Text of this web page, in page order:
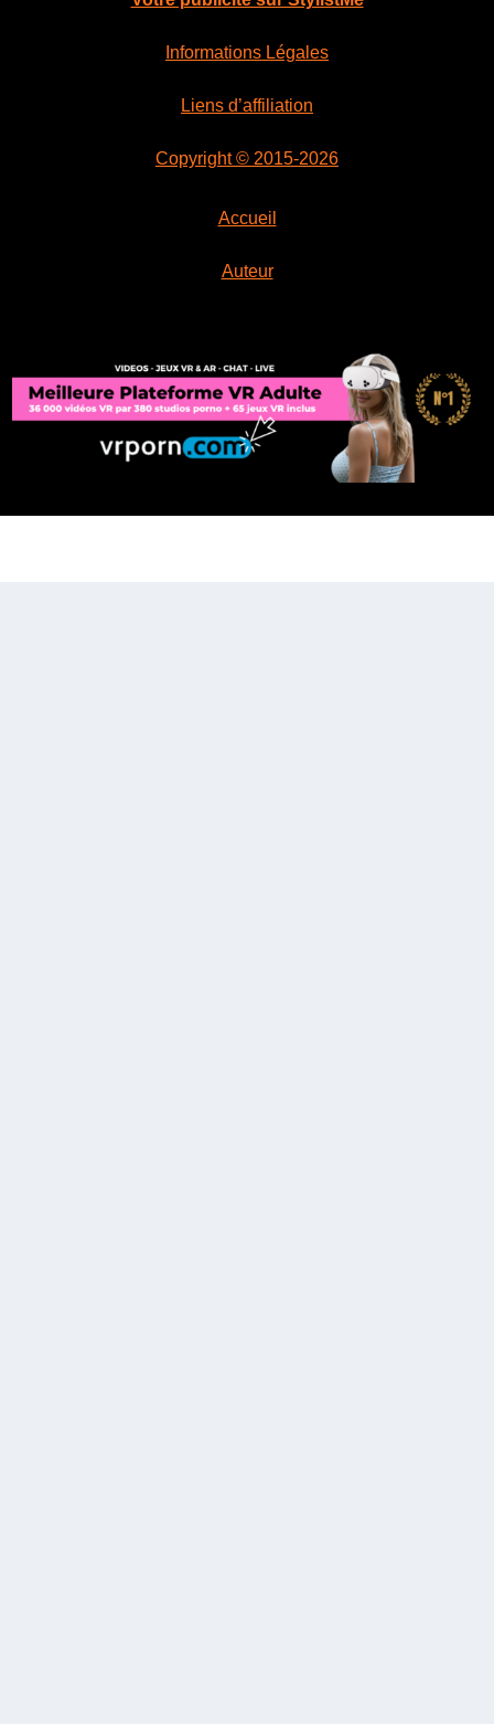
Informations Légales
Liens d’affiliation
Copyright © 2015-2026
Accueil
Auteur